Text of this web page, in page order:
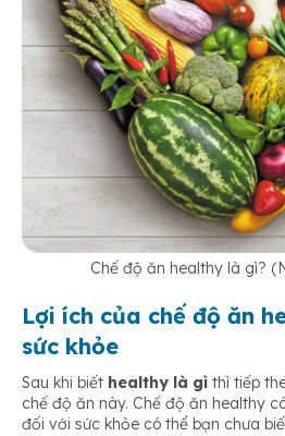
Chế độ ăn healthy là gì?
Lợi ích của chế độ ăn
sức khỏe
Sau khi biết healthy là gì thì tiếp
chế độ ăn này. Chế độ ăn healthy
đối với sức khỏe có thể bạn chưa